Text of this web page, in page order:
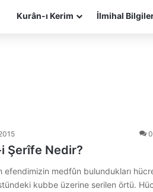
Kurân-ı Kerim İlmihal
0
Şerîfe Nedir?
efendimizin medfûn bulundukları
kubbe üzerine serilen örtü.